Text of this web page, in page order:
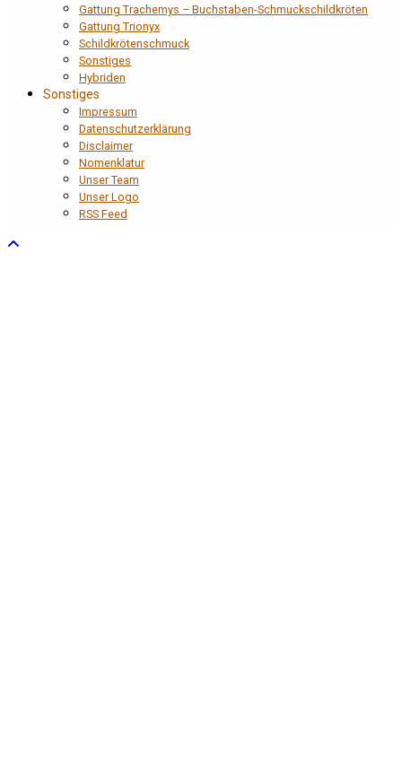
Gattung Trachemys – Buchstaben-Schmuckschildkröten
Gattung Trionyx
Schildkrötenschmuck
Sonstiges
Hybriden
Sonstiges
Impressum
Datenschutzerklärung
Disclaimer
Nomenklatur
Unser Team
Unser Logo
RSS Feed